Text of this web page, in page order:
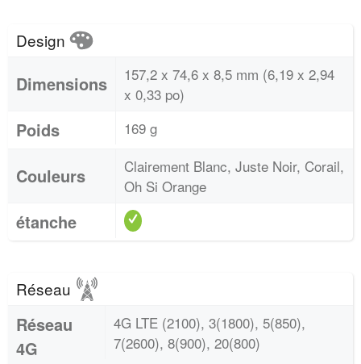
Design
Dimensions
157,2 x 74,6 x 8,5 mm (6,19 x 2,94
x 0,33 po)
Poids 169 g
Couleurs
Clairement Blanc, Juste Noir, Corail,
Oh Si Orange
étanche
Réseau
Réseau
4G
4G LTE (2100), 3(1800), 5(850),
7(2600), 8(900), 20(800)